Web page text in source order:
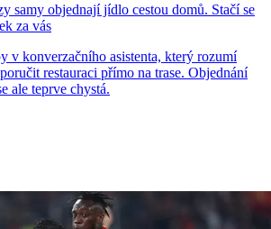
samy objednají jídlo cestou domů. Stačí se
za vás
v konverzačního asistenta, který rozumí
restauraci přímo na trase. Objednání
ale teprve chystá.